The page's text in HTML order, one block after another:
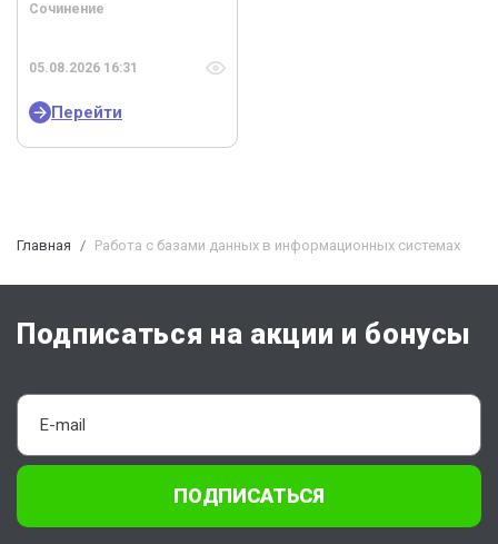
Сочинение
05.08.2026 16:31
Перейти
Главная Работа с базами данных в информационных системах
Подписаться на акции и бонусы
ПОДПИСАТЬСЯ